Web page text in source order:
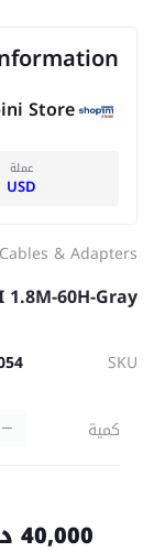
Store
عملة
USD
Cables & Adapters
60H-Gray
SKU
كمية
40,000 د.ع